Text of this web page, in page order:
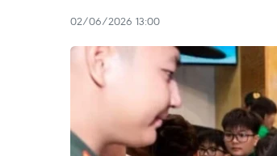
02/06/2026 13:00